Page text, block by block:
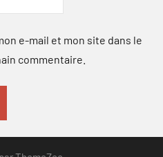
e-mail et mon site dans le
commentaire.